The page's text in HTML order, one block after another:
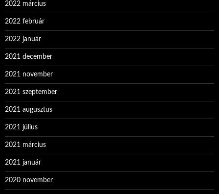
2022 március
2022 február
2022 január
2021 december
2021 november
2021 szeptember
2021 augusztus
2021 július
2021 március
2021 január
2020 november